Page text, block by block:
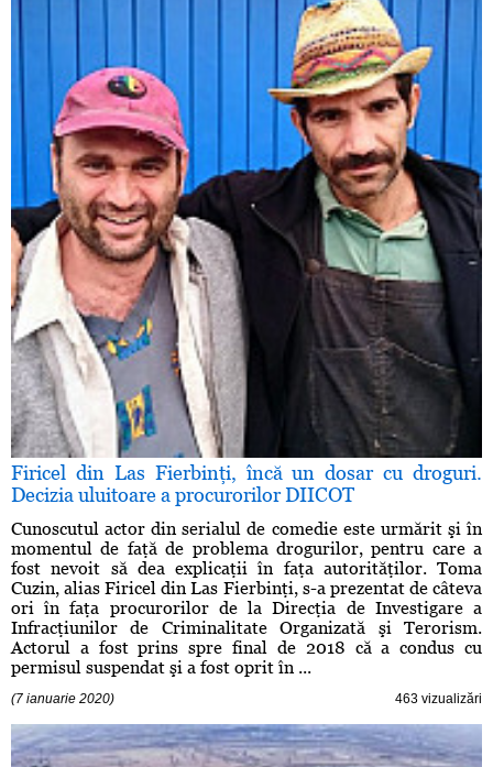
Firicel din Las Fierbinţi, încă un dosar cu droguri.
Decizia uluitoare a procurorilor DIICOT
Cunoscutul actor din serialul de comedie este urmărit şi în
momentul de faţă de problema drogurilor, pentru care a
fost nevoit să dea explicaţii în faţa autorităţilor. Toma
Cuzin, alias Firicel din Las Fierbinţi, s-a prezentat de câteva
ori în faţa procurorilor de la Direcţia de Investigare a
Infracţiunilor de Criminalitate Organizată şi Terorism.
Actorul a fost prins spre final de 2018 că a condus cu
permisul suspendat şi a fost oprit în ...
(7 ianuarie 2020) 463 vizualizări